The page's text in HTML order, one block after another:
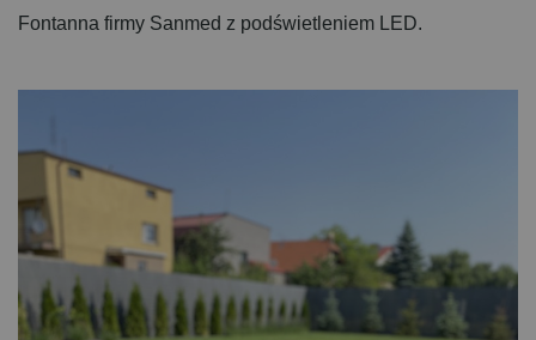
Fontanna firmy Sanmed z podświetleniem LED.